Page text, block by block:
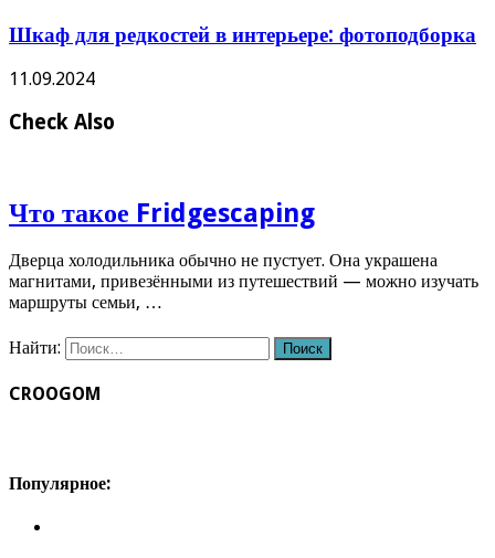
Шкаф для редкостей в интерьере: фотоподборка
11.09.2024
Check Also
Что такое Fridgescaping
Дверца холодильника обычно не пустует. Она украшена
магнитами, привезёнными из путешествий — можно изучать
маршруты семьи, …
Найти:
CROOGOM
Популярное: